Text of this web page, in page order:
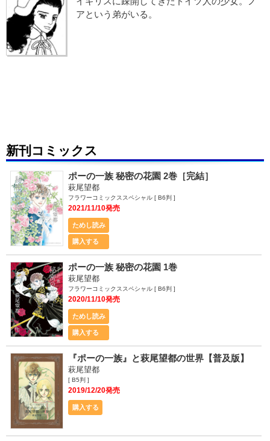
アという弟がいる。
新刊コミックス
2021/11/10発売
萩尾望都
ポーの一族 秘密の花園 2巻［完結］
フラワーコミックススペシャル [ B6判 ]
ためし読み
購入する
2020/11/10発売
萩尾望都
ポーの一族 秘密の花園 1巻
フラワーコミックススペシャル [ B6判 ]
ためし読み
購入する
2019/12/20発売
萩尾望都
『ポーの一族』と萩尾望都の世界【普及版】
[ B5判 ]
購入する